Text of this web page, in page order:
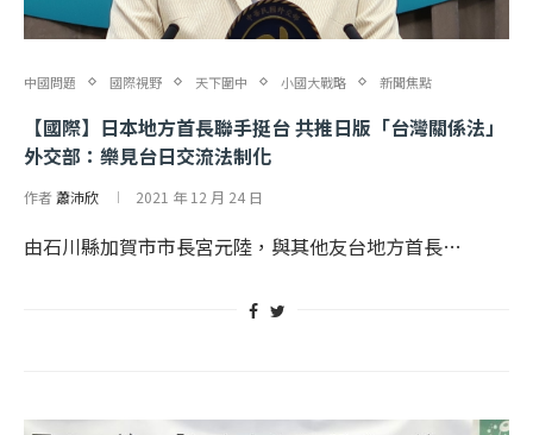
中國問題 國際視野 天下圍中 小國大戰略 新聞焦點
【國際】日本地方首長聯手挺台 共推日版「台灣關係法」
外交部：樂見台日交流法制化
作者蕭沛欣 2021 年 12 月 24 日
由石川縣加賀市市長宮元陸，與其他友台地方首長…